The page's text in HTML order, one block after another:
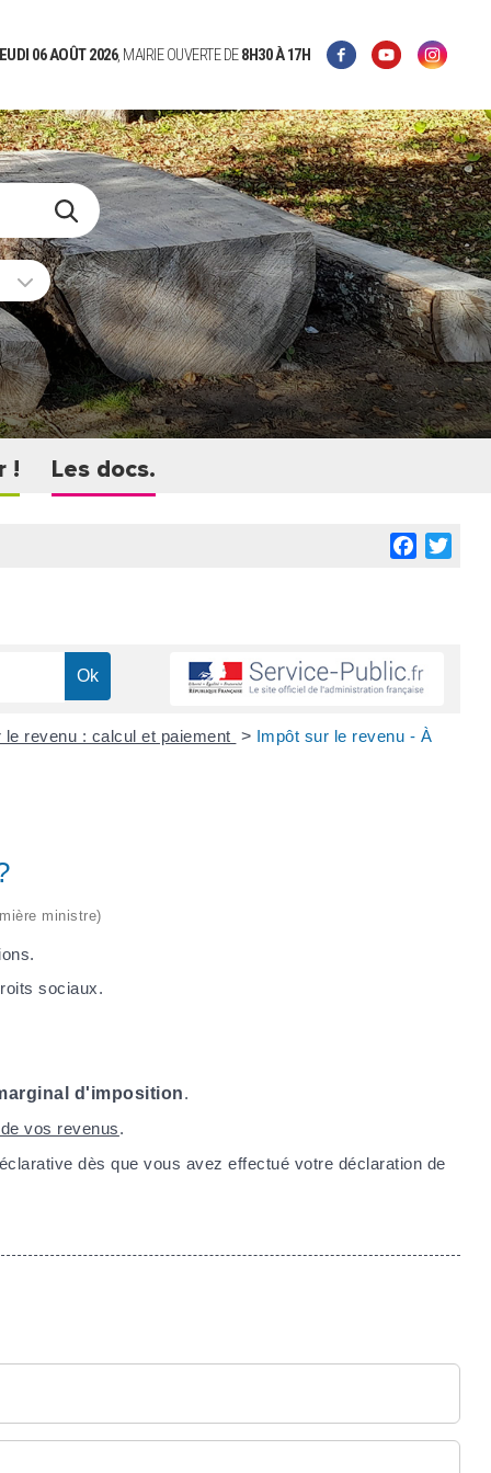
06 AOÛT 2026, MAIRIE OUVERTE DE8H30À 17H
! Les docs.
Facebook
le revenu : calcul et paiement > Impôt sur le revenu - À
ministre)
sociaux.
d'imposition.
vos revenus.
dès que vous avez effectué votre déclaration de